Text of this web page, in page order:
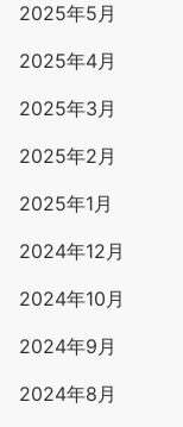
2025年5月
2025年4月
2025年3月
2025年2月
2025年1月
2024年12月
2024年10月
2024年9月
2024年8月